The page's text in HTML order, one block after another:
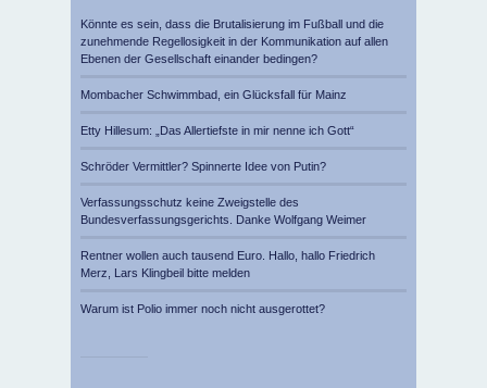
Könnte es sein, dass die Brutalisierung im Fußball und die
zunehmende Regellosigkeit in der Kommunikation auf allen
Ebenen der Gesellschaft einander bedingen?
Mombacher Schwimmbad, ein Glücksfall für Mainz
Etty Hillesum: „Das Allertiefste in mir nenne ich Gott“
Schröder Vermittler? Spinnerte Idee von Putin?
Verfassungsschutz keine Zweigstelle des
Bundesverfassungsgerichts. Danke Wolfgang Weimer
Rentner wollen auch tausend Euro. Hallo, hallo Friedrich
Merz, Lars Klingbeil bitte melden
Warum ist Polio immer noch nicht ausgerottet?